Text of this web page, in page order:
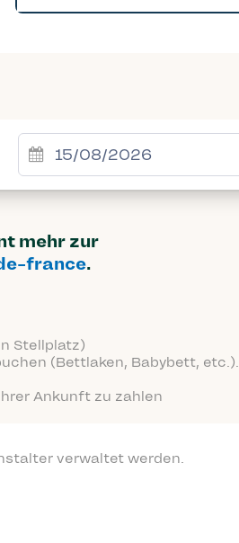
mehr zur
france.
Stellplatz)
(Bettlaken, Babybett, etc.).
Ankunft zu zahlen
verwaltet werden.